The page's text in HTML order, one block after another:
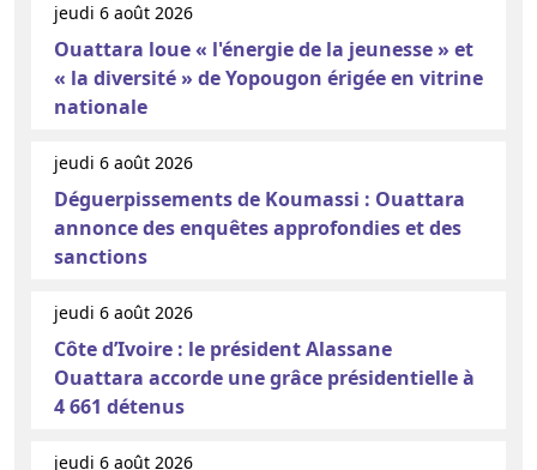
jeudi 6 août 2026
Ouattara loue « l'énergie de la jeunesse » et
« la diversité » de Yopougon érigée en vitrine
nationale
jeudi 6 août 2026
Déguerpissements de Koumassi : Ouattara
annonce des enquêtes approfondies et des
sanctions
jeudi 6 août 2026
Côte d’Ivoire : le président Alassane
Ouattara accorde une grâce présidentielle à
4 661 détenus
jeudi 6 août 2026